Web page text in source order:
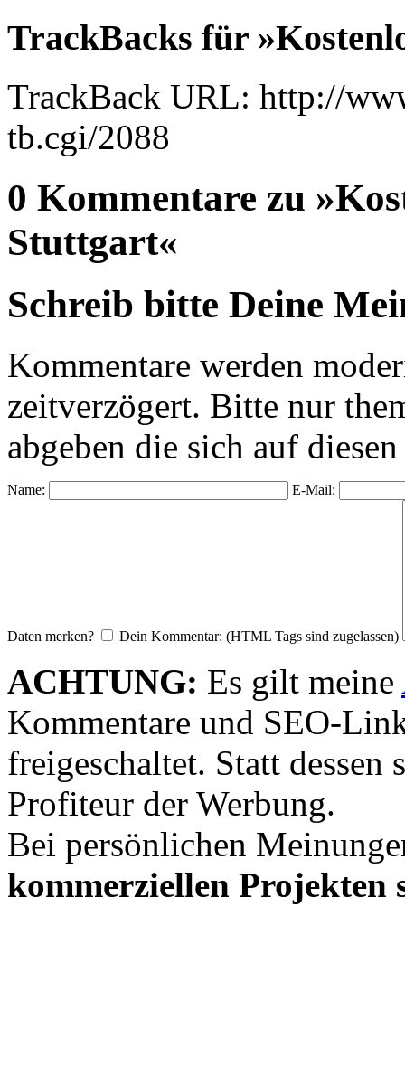
TrackBacks für
TrackBack URL: http://
tb.cgi/2088
0 Kommentare zu
Stuttgart«
Schreib bitte Deine
Kommentare werden
zeitverzögert. Bitte nur
abgeben die sich auf
Name: E-Mail:
Daten merken? Dein Kommentar: (HTML Tags sind zugelassen)
ACHTUNG: Es gilt meine
Kommentare und SEO-
freigeschaltet. Statt dessen
Profiteur der Werbung.
Bei persönlichen
kommerziellen Projekten